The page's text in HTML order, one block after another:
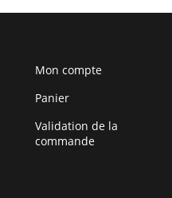
Mon compte
Panier
Validation de la
commande